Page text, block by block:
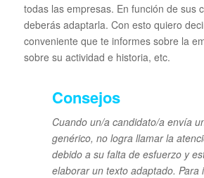
todas las empresas. En función de sus
deberás adaptarla. Con esto quiero
conveniente que te informes sobre la
sobre su actividad e historia, etc.
Consejos
Cuando un/a candidato/a envía
genérico, no logra llamar la
debido a su falta de esfuerzo y
elaborar un texto adaptado. Para